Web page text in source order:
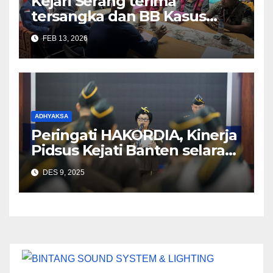
tersangka dan BB Kasus
Korupsi jual beli minyak
goreng curah 2025
FEB 13, 2026
ADHYAKSA
Peringati HAKORDIA, Kinerja
Pidsus Kejati Banten selaras
dengan amanat Jaksa Agung
DES 9, 2025